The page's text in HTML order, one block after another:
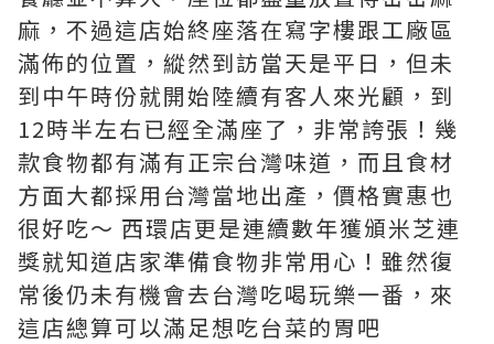
麻，不過這店始終座落在寫字樓跟工廠區
滿佈的位置，縱然到訪當天是平日，但未
到中午時份就開始陸續有客人來光顧，到
12時半左右已經全滿座了，非常誇張！幾
款食物都有滿有正宗台灣味道，而且食材
方面大都採用台灣當地出產，價格實惠也
很好吃～ 西環店更是連續數年獲頒米芝連
獎就知道店家準備食物非常用心！雖然復
常後仍未有機會去台灣吃喝玩樂一番，來
這店總算可以滿足想吃台菜的胃吧